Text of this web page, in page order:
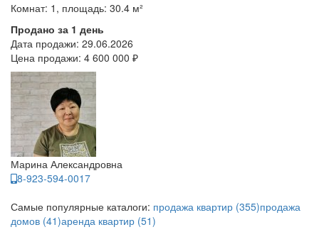
Комнат: 1, площадь: 30.4 м²
Продано за 1 день
Дата продажи: 29.06.2026
Цена продажи: 4 600 000 ₽
Марина Александровна
8-923-594-0017
Самые популярные каталоги: продажа квартир (355)продажа
домов (41)аренда квартир (51)